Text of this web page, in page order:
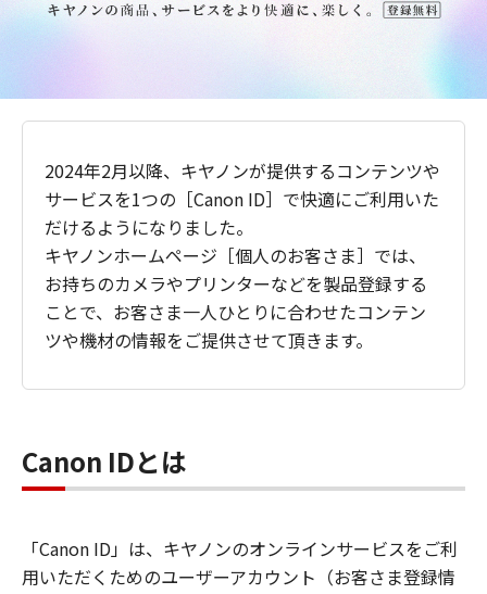
2024年2月以降、キヤノンが提供するコンテンツや
サービスを1つの［Canon ID］で快適にご利用いた
だけるようになりました。
キヤノンホームページ［個人のお客さま］では、
お持ちのカメラやプリンターなどを製品登録する
ことで、お客さま一人ひとりに合わせたコンテン
ツや機材の情報をご提供させて頂きます。
Canon IDとは
「Canon ID」は、キヤノンのオンラインサービスをご利
用いただくためのユーザーアカウント（お客さま登録情